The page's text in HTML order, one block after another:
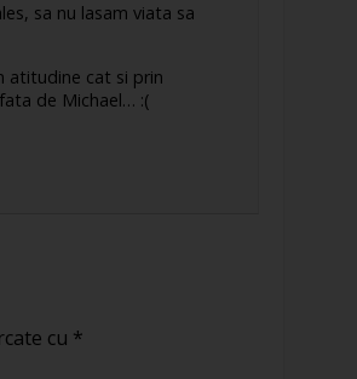
sa nu lasam viata sa
atitudine cat si prin
de Michael… :(
cu *